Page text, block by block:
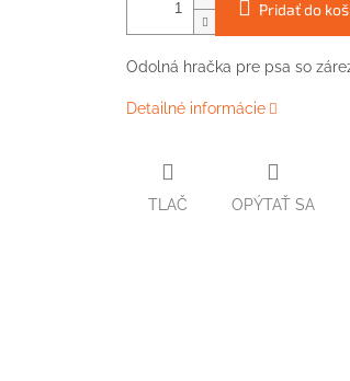
Pridať do
Odolná hračka pre psa so
Detailné informácie
TLAČ OPÝTAŤ SA